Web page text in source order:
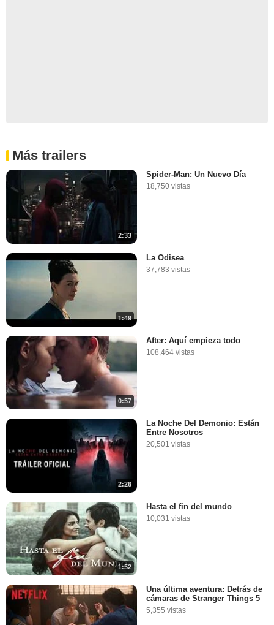
Más trailers
2:33
Spider-Man: Un Nuevo Día
18,750 vistas
1:49
La Odisea
37,783 vistas
0:57
After: Aquí empieza todo
108,464 vistas
2:26
La Noche Del Demonio: Están
Entre Nosotros
20,501 vistas
1:52
Hasta el fin del mundo
10,031 vistas
Una última aventura: Detrás de
cámaras de Stranger Things 5
5,355 vistas